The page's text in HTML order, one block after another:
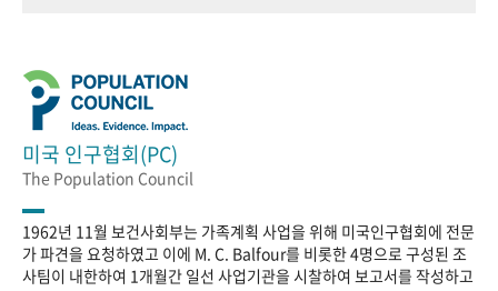
미국 인구협회(PC)
The Population Council
1962년 11월 보건사회부는 가족계획 사업을 위해 미국인구협회에 전문
가 파견을 요청하였고 이에 M. C. Balfour를 비롯한 4명으로 구성된 조
사팀이 내한하여 1개월간 일선 사업기관을 시찰하여 보고서를 작성하고